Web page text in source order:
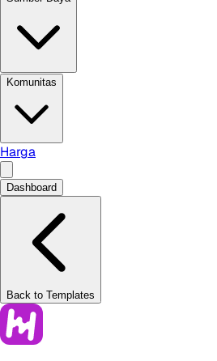
Komunitas
Harga
Dashboard
Back to Templates